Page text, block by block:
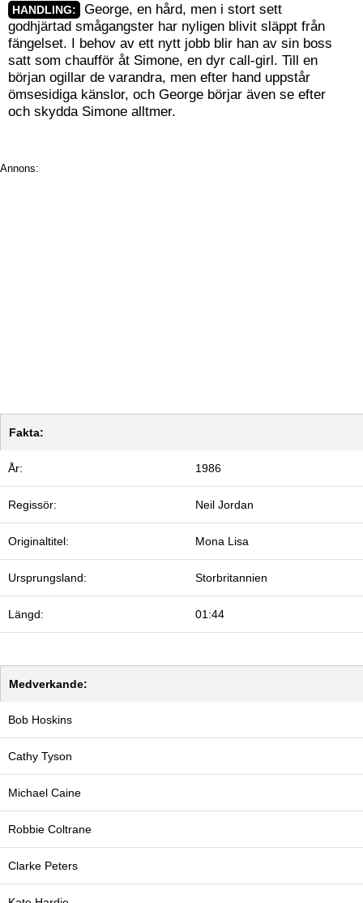
HANDLING:
George, en hård, men i stort sett
godhjärtad smågangster har nyligen blivit släppt från
fängelset. I behov av ett nytt jobb blir han av sin boss
satt som chaufför åt Simone, en dyr call-girl. Till en
början ogillar de varandra, men efter hand uppstår
ömsesidiga känslor, och George börjar även se efter
och skydda Simone alltmer.
Annons:
Fakta:
År: 1986
Regissör: Neil Jordan
Originaltitel: Mona Lisa
Ursprungsland: Storbritannien
Längd: 01:44
Medverkande:
Bob Hoskins
Cathy Tyson
Michael Caine
Robbie Coltrane
Clarke Peters